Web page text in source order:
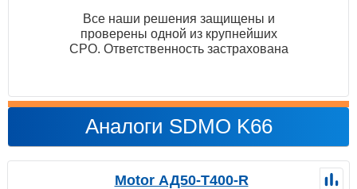
Все наши решения защищены и
проверены одной из крупнейших
СРО. Ответственность застрахована
Аналоги SDMO K66
Motor АД50-Т400-R